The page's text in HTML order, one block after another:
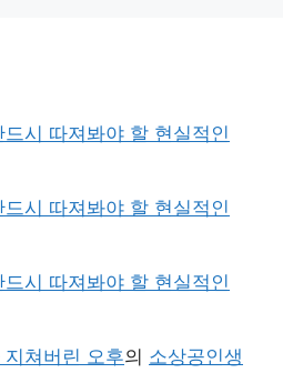
시 따져봐야 할 현실적인
시 따져봐야 할 현실적인
시 따져봐야 할 현실적인
쳐버린 오후의 소상공인생